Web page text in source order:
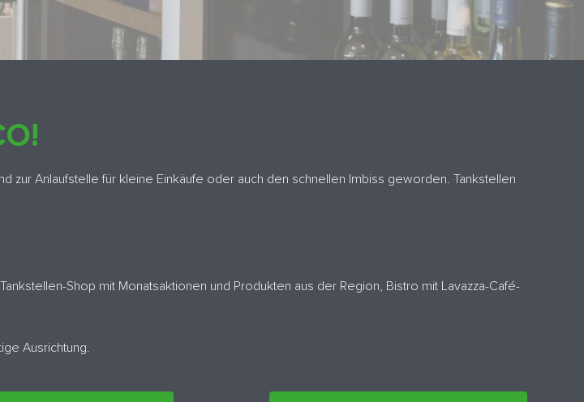
zur Anlaufstelle für kleine Einkäufe oder auch den schnellen Imbiss geworden. Tankstellen
Shop mit Monatsaktionen und Produkten aus der Region, Bistro mit Lavazza-Café-
Ausrichtung.